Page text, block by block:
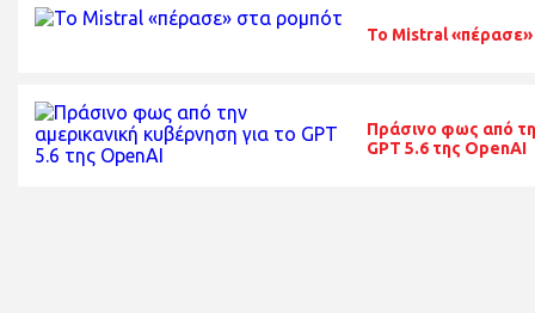
Το Mistral
Πράσινο φως από
GPT 5.6 της OpenAI